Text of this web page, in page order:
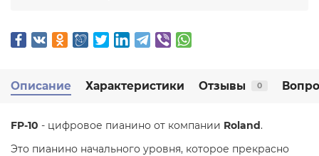
Описание Характеристики Отзывы 0
FP-10 - цифровое пианино от компании Roland.
Это пианино начального уровня, которое прекрасно